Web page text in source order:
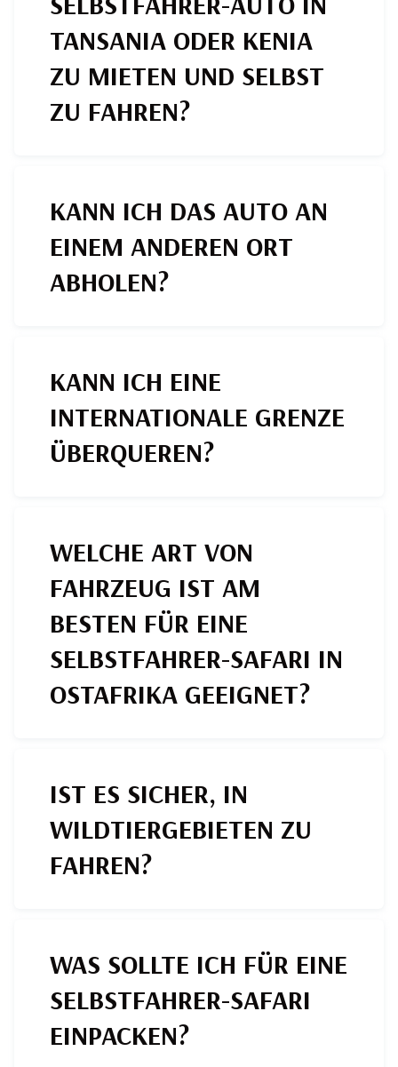
TANSANIA ODER KENIA
ZU MIETEN UND SELBST
ZU FAHREN?
KANN ICH DAS AUTO AN
EINEM ANDEREN ORT
ABHOLEN?
KANN ICH EINE
INTERNATIONALE GRENZE
ÜBERQUEREN?
WELCHE ART VON
FAHRZEUG IST AM
BESTEN FÜR EINE
SELBSTFAHRER-SAFARI IN
OSTAFRIKA GEEIGNET?
IST ES SICHER, IN
WILDTIERGEBIETEN ZU
FAHREN?
WAS SOLLTE ICH FÜR EINE
SELBSTFAHRER-SAFARI
EINPACKEN?